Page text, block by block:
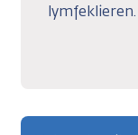
lymfeklieren.